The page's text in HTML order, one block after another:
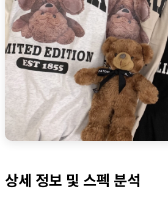
상세 정보 및 스펙 분석